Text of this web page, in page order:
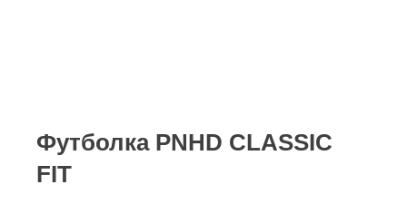
Футболка PNHD CLASSIC
FIT